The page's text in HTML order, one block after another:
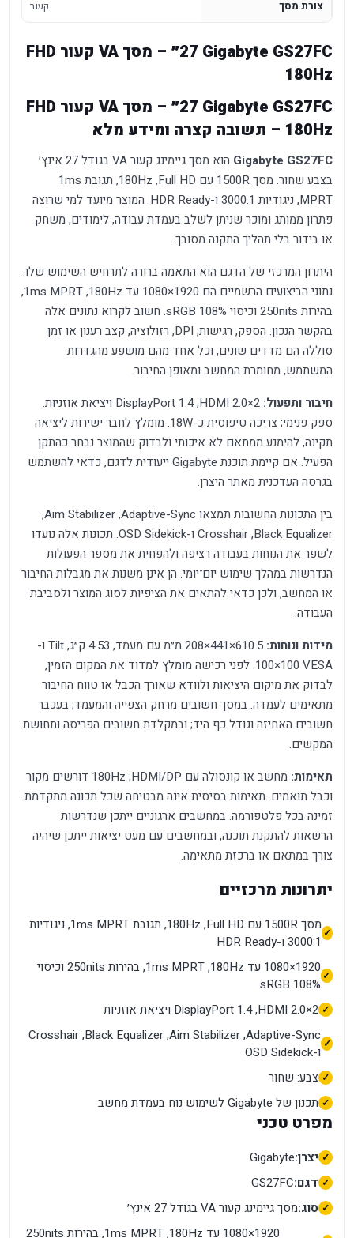
צורת מסך
קעור
Gigabyte GS27FC ‏27״ – מסך VA קעור FHD
Gigabyte GS27FC ‏27״ – מסך VA קעור FHD
Gigabyte GS27FC
הוא מסך גיימינג קעור VA בגודל 27 אינץ׳
בצבע שחור. מסך 1500R עם Full HD, ‏180Hz, תגובת 1ms
MPRT, ניגודיות 3000:1 ו-HDR Ready. המוצר מיועד למי שרוצה
פתרון ממותג ומוכר שניתן לשלב בעמדת עבודה, לימודים, משחק
או בידור בלי תהליך התקנה מסובך.
היתרון המרכזי של הדגם הוא התאמה ברורה לתרחיש השימוש שלו.
נתוני הביצועים הרשמיים הם 1920×1080 עד 180Hz, ‏1ms MPRT,
בהירות 250nits וכיסוי 108% sRGB. חשוב לקרוא נתונים אלה
בהקשר הנכון: הספק, רגישות, DPI, רזולוציה, קצב רענון או זמן
סוללה הם מדדים שונים, וכל אחד מהם מושפע מהגדרות
המשתמש, מחומרת המחשב ומאופן החיבור.
חיבור ותפעול:
2×HDMI 2.0, ‏DisplayPort 1.4 ויציאת אוזניות.
ספק פנימי; צריכה טיפוסית כ-18W. מומלץ לחבר ישירות ליציאה
תקינה, להימנע ממתאם לא איכותי ולבדוק שהמוצר נבחר כהתקן
הפעיל. אם קיימת תוכנת Gigabyte ייעודית לדגם, כדאי להשתמש
בגרסה העדכנית מאתר היצרן.
בין התכונות החשובות תמצאו Adaptive-Sync, ‏Aim Stabilizer,
‏Black Equalizer, ‏Crosshair ו-OSD Sidekick. תכונות אלה נועדו
לשפר את הנוחות בעבודה רציפה ולהפחית את מספר הפעולות
הנדרשות במהלך שימוש יום־יומי. הן אינן משנות את מגבלות החיבור
או המחשב, ולכן כדאי להתאים את הציפיות לסוג המוצר ולסביבת
העבודה.
מידות ונוחות:
610.5×441×208 מ״מ עם מעמד, 4.53 ק״ג, Tilt ו-
VESA ‏100×100. לפני רכישה מומלץ למדוד את המקום הזמין,
לבדוק את מיקום היציאות ולוודא שאורך הכבל או טווח החיבור
מתאימים לעמדה. במסך חשובים מרחק הצפייה והמעמד; בעכבר
חשובים האחיזה וגודל כף היד; ובמקלדת חשובים הפריסה ותחושת
המקשים.
תאימות:
מחשב או קונסולה עם HDMI/DP; ‏180Hz דורשים מקור
וכבל תואמים. תאימות בסיסית אינה מבטיחה שכל תכונה מתקדמת
זמינה בכל פלטפורמה. במחשבים ארגוניים ייתכן שנדרשות
הרשאות להתקנת תוכנה, ובמחשבים עם מעט יציאות ייתכן שיהיה
צורך במתאם או ברכזת מתאימה.
יתרונות מרכזיים
מסך 1500R עם Full HD, ‏180Hz, תגובת 1ms MPRT, ניגודיות
3000:1 ו-HDR Ready
1920×1080 עד 180Hz, ‏1ms MPRT, בהירות 250nits וכיסוי
108% sRGB
2×HDMI 2.0, ‏DisplayPort 1.4 ויציאת אוזניות
Adaptive-Sync, ‏Aim Stabilizer, ‏Black Equalizer, ‏Crosshair
ו-OSD Sidekick
צבע: שחור
תכנון של Gigabyte לשימוש נוח בעמדת מחשב
מפרט טכני
יצרן:Gigabyte
דגם:GS27FC
סוג:מסך גיימינג קעור VA בגודל 27 אינץ׳
1920×1080 עד 180Hz, ‏1ms MPRT, בהירות 250nits